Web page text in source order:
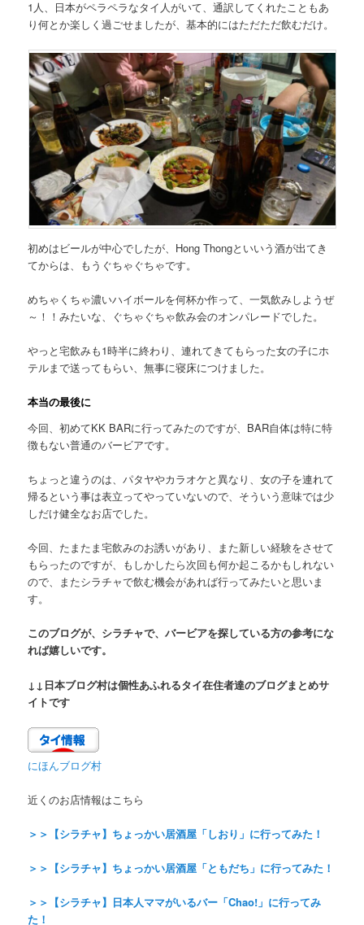
1人、日本がペラペラなタイ人がいて、通訳してくれたこともあ
り何とか楽しく過ごせましたが、基本的にはただただ飲むだけ。
初めはビールが中心でしたが、Hong Thongといいう酒が出てき
てからは、もうぐちゃぐちゃです。
めちゃくちゃ濃いハイボールを何杯か作って、一気飲みしようぜ
～！！みたいな、ぐちゃぐちゃ飲み会のオンパレードでした。
やっと宅飲みも1時半に終わり、連れてきてもらった女の子にホ
テルまで送ってもらい、無事に寝床につけました。
本当の最後に
今回、初めてKK BARに行ってみたのですが、BAR自体は特に特
徴もない普通のバービアです。
ちょっと違うのは、パタヤやカラオケと異なり、女の子を連れて
帰るという事は表立ってやっていないので、そういう意味では少
しだけ健全なお店でした。
今回、たまたま宅飲みのお誘いがあり、また新しい経験をさせて
もらったのですが、もしかしたら次回も何か起こるかもしれない
ので、またシラチャで飲む機会があれば行ってみたいと思いま
す。
このブログが、シラチャで、バービアを探している方の参考にな
れば嬉しいです。
↓↓日本ブログ村は個性あふれるタイ在住者達のブログまとめサ
イトです
にほんブログ村
近くのお店情報はこちら
＞＞【シラチャ】ちょっかい居酒屋「しおり」に行ってみた！
＞＞【シラチャ】ちょっかい居酒屋「ともだち」に行ってみた！
＞＞【シラチャ】日本人ママがいるバー「Chao!」に行ってみ
た！